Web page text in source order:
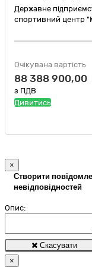
Державне
спортивний центр
Очікувана вартість
88 388 900,00
з ПДВ
Дивитись
×
Створити
невідповідностей
Опис:
Скасувати
×